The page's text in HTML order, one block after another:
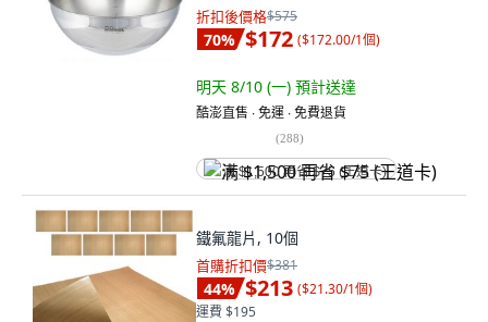
折扣後價格$575
70% $172 ($172.00/1個)
明天 8/10 (一) 預計送達
酷澎直售 ∙ 免運 ∙ 免費退貨
(288)
满 $1,500 再省 $75 (王道卡)
鐵氟龍片, 10個
首購折扣價$381
44% $213 ($21.30/1個)
運費 $195